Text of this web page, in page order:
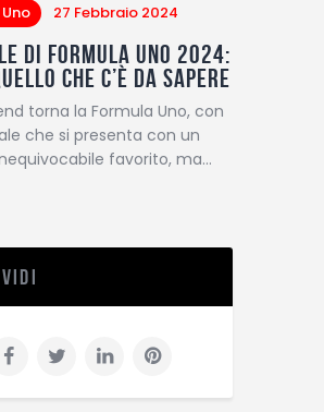
27 Febbraio 2024
di Formula Uno 2024:
che c’è da sapere
torna la Formula Uno, con
che si presenta con un
favorito, ma…